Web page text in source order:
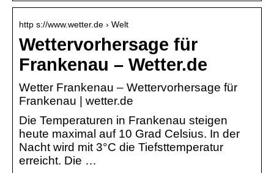
http s://www.wetter.de › Welt
Wettervorhersage für
Frankenau – Wetter.de
Wetter Frankenau – Wettervorhersage für
Frankenau | wetter.de
Die Temperaturen in Frankenau steigen
heute maximal auf 10 Grad Celsius. In der
Nacht wird mit 3°C die Tiefsttemperatur
erreicht. Die …